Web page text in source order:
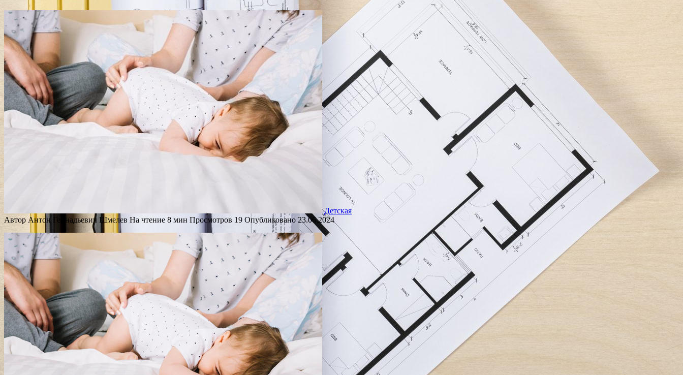
Детская
Автор Антон Геннадьевич Шмелев На чтение 8 мин Просмотров 19 Опубликовано 23.06.2024